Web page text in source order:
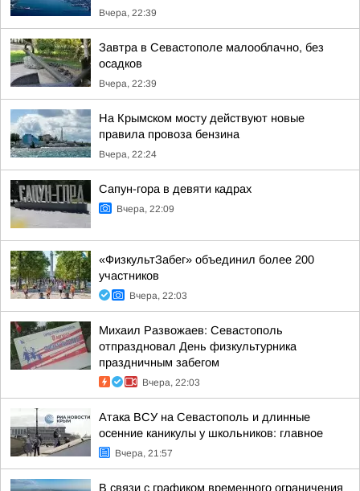
Вчера, 22:39
Завтра в Севастополе малооблачно, без
осадков
Вчера, 22:39
На Крымском мосту действуют новые
правила провоза бензина
Вчера, 22:24
Сапун-гора в девяти кадрах
Вчера, 22:09
«ФизкультЗабег» объединил более 200
участников
Вчера, 22:03
Михаил Развожаев: Севастополь
отпраздновал День физкультурника
праздничным забегом
Вчера, 22:03
Атака ВСУ на Севастополь и длинные
осенние каникулы у школьников: главное
Вчера, 21:57
В связи с графиком временного ограничения